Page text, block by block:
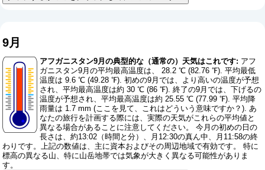
9月
アフガニスタン9月の典型的な（通常の）天気はこれです: アフ
ガニスタン9月の平均最高温度は、 28.2 ℃ (82.76 ℉). 平均最低
温度は 9.6 ℃ (49.28 ℉). 初めの9月では、より高いの温度が予想
され、平均最高温度は約 30 ℃ (86 ℉). 終了の9月では、下げるの
温度が予想され、平均最高温度は約 25.55 ℃ (77.99 ℉). 平均降
雨量は 1.7 mm ( ここを見て、これはどういう意味ですか？). あ
なたの旅行を計画する際には、実際の天気がこれらの平均値と
異なる場合があることに注意してください。 今月の初めの日の
長さは、約13:02（時間と分）、月12:30の真ん中、月11:58の終
わりです。上記の数値は、主に資本およびその周辺地域で有効です。 特に
標高の異なる山、特に山岳地帯では気象が大きく異なる可能性がありま
す。